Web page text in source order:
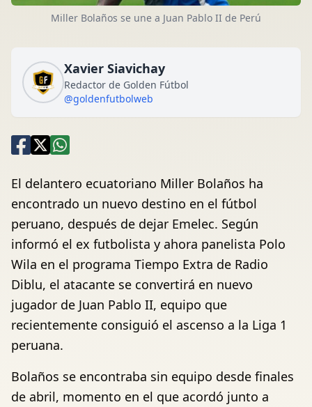
Miller Bolaños se une a Juan Pablo II de Perú
Xavier Siavichay
Redactor de Golden Fútbol
@goldenfutbolweb
El delantero ecuatoriano Miller Bolaños ha
encontrado un nuevo destino en el fútbol
peruano, después de dejar Emelec. Según
informó el ex futbolista y ahora panelista Polo
Wila en el programa Tiempo Extra de Radio
Diblu, el atacante se convertirá en nuevo
jugador de Juan Pablo II, equipo que
recientemente consiguió el ascenso a la Liga 1
peruana.
Bolaños se encontraba sin equipo desde finales
de abril, momento en el que acordó junto a